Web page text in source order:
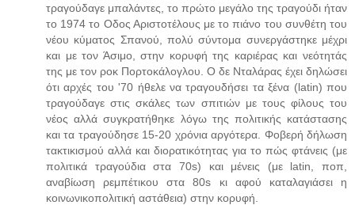
τραγούδαγε μπαλάντες, το πρώτο μεγάλο της τραγούδι ήταν
το 1974 το Οδος Αριστοτέλους με το πιάνο του συνθέτη του
νέου κύματος Σπανού, πολύ σύντομα συνεργάστηκε μέχρι
και με τον Άσιμο, στην κορυφή της καριέρας και νεότητάς
της με τον ροκ Πορτοκάλογλου. Ο δε Νταλάρας έχει δηλώσει
ότι αρχές του '70 ήθελε να τραγουδήσει τα ξένα (latin) που
τραγούδαγε στις σκάλες των σπιτιών με τους φίλους του
νέος αλλά συγκρατήθηκε λόγω της πολιτικής κατάστασης
και τα τραγούδησε 15-20 χρόνια αργότερα. Φοβερή δήλωση
τακτικισμού αλλά και διορατικότητας για το πώς φτάνεις (με
πολιτικά τραγούδια στα 70s) και μένεις (με latin, ποπ,
αναβίωση ρεμπέτικου στα 80s κι αφού καταλαγιάσει η
κοινωνικοπολιτική αστάθεια) στην κορυφή.